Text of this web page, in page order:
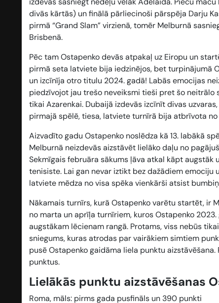
divās kārtās) un finālā pārliecinoši pārspēja Darju
pirmā “Grand Slam” virzienā, tomēr Melburnā
Brisbenā.
Pēc tam Ostapenko devās atpakaļ uz Eiropu un
pirmā seta latviete bija iedzinējos, bet turpinājumā
un izcīnīja otro titulu 2024. gadā! Labās emocijas
piedzīvojot jau trešo neveiksmi tieši pret šo
tikai Azarenkai. Dubaijā izdevās izcīnīt divas
pirmajā spēlē, tiesa, latviete turnīrā bija atbrīvota
Aizvadīto gadu Ostapenko noslēdza kā 13. labākā
Melburnā neizdevās aizstāvēt lielāko daļu no
Sekmīgais februāra sākums ļāva atkal kāpt augstāk
tenisiste. Lai gan nevar iztikt bez dažādiem emociju
latviete mēdza no visa spēka vienkārši atsist
Nākamais turnīrs, kurā Ostapenko varētu startēt, ir
no marta un aprīļa turnīriem, kuros Ostapenko
augstākam lēcienam rangā. Protams, viss nebūs
sniegums, kuras atrodas par vairākiem simtiem
pusē Ostapenko gaidāma liela punktu
punktus.
Lielākās punktu aizstāvēšanas
Roma, māls: pirms gada pusfināls un 390 punkti